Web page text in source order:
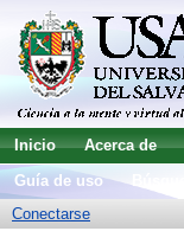
Inicio Acerca de
Guía de uso
Conectarse